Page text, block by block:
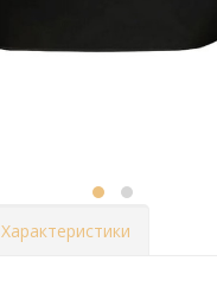
Характеристики